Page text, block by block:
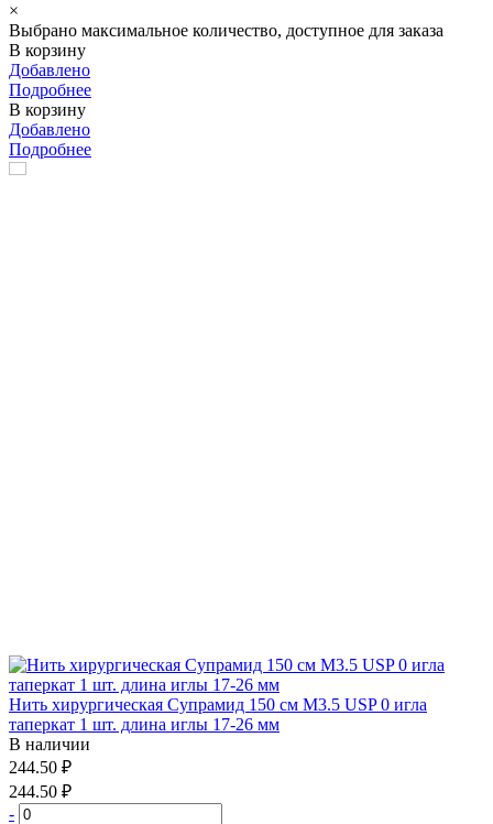
×
Выбрано максимальное количество, доступное для заказа
В корзину
Добавлено
Подробнее
В корзину
Добавлено
Подробнее
Нить хирургическая Супрамид 150 см М3.5 USP 0 игла
таперкат 1 шт. длина иглы 17-26 мм
В наличии
244.50 ₽
244.50 ₽
-